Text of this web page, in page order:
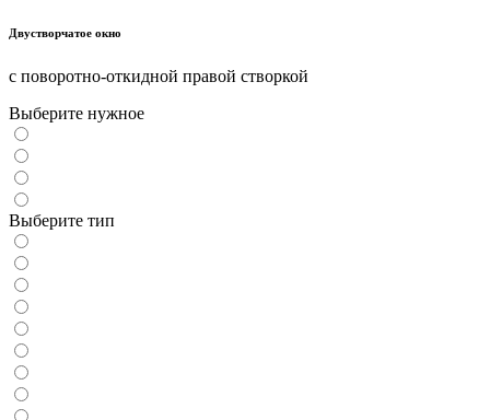
Двустворчатое окно
с поворотно-откидной правой створкой
Выберите нужное
Выберите тип